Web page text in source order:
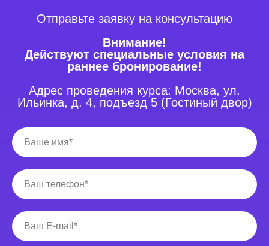
Отправьте заявку на консультацию
Внимание!
Действуют специальные условия на
раннее бронирование!
Адрес проведения курса: Москва, ул.
Ильинка, д. 4, подъезд 5 (Гостиный двор)